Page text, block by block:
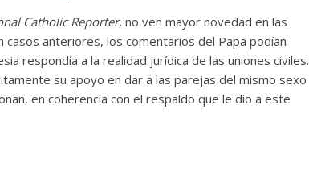
Catholic Reporter, no ven mayor novedad en las
casos anteriores, los comentarios del Papa podían
respondía a la realidad jurídica de las uniones civiles.
su apoyo en dar a las parejas del mismo sexo
en coherencia con el respaldo que le dio a este